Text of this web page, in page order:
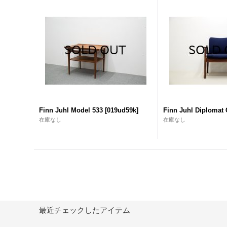
Finn Juhl Model 533 [019ud59k]
在庫なし
Finn Juhl Diplomat
在庫なし
最近チェックしたアイテム